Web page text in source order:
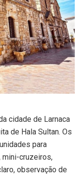
cidade de Larnaca
de Hala Sultan. Os
para
mini-cruzeiros,
observação de